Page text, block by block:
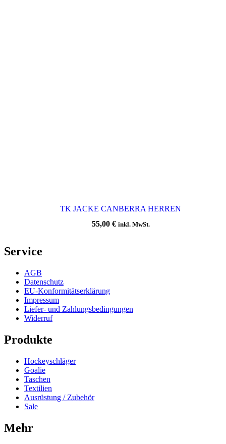
TK JACKE CANBERRA HERREN
55,00 € inkl. MwSt.
Service
AGB
Datenschutz
EU-Konformitätserklärung
Impressum
Liefer- und Zahlungsbedingungen
Widerruf
Produkte
Hockeyschläger
Goalie
Taschen
Textilien
Ausrüstung / Zubehör
Sale
Mehr